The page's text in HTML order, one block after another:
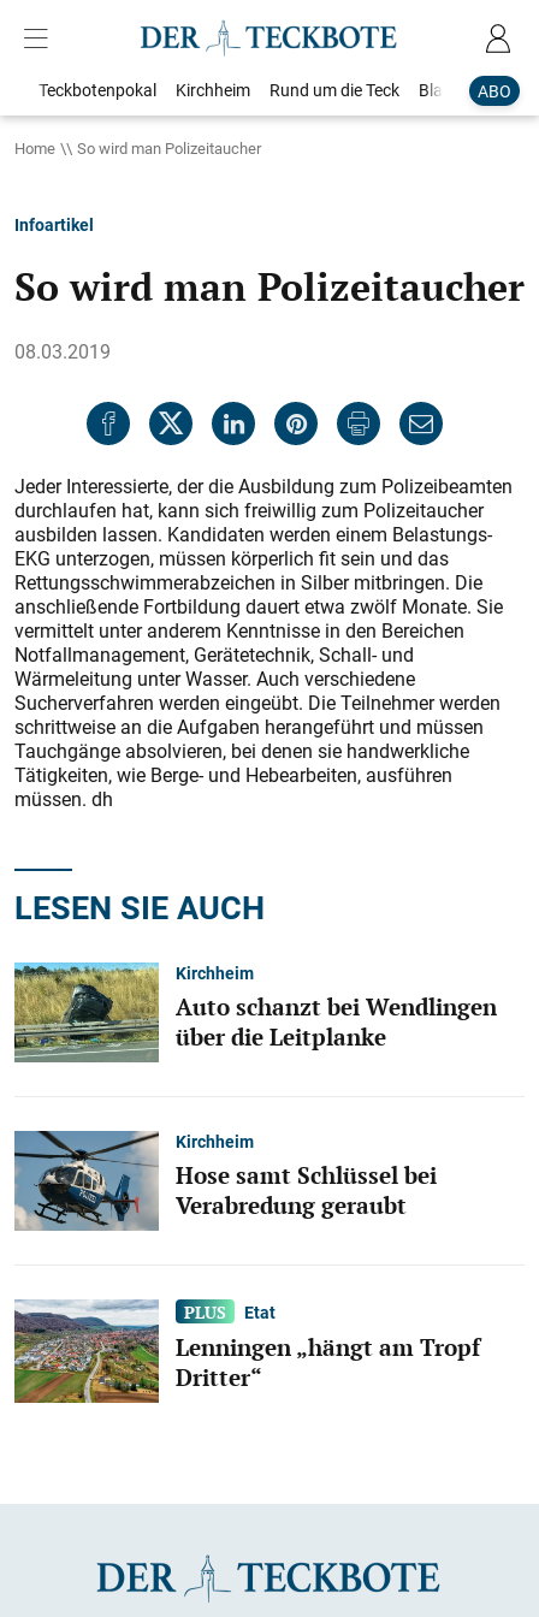
ABO
Teckbotenpokal Kirchheim Rund um die Teck Blaulicht
Home So wird man Polizeitaucher
Infoartikel
So wird man Polizeitaucher
08.03.2019
Jeder Interessierte, der die Ausbildung zum Polizeibeamten
durchlaufen hat, kann sich freiwillig zum Polizeitaucher
ausbilden lassen. Kandidaten werden einem Belastungs-
EKG unterzogen, müssen körperlich fit sein und das
Rettungsschwimmerabzeichen in Silber mitbringen. Die
anschließende Fortbildung dauert etwa zwölf Monate. Sie
vermittelt unter anderem Kenntnisse in den Bereichen
Notfallmanagement, Gerätetechnik, Schall- und
Wärmeleitung unter Wasser. Auch verschiedene
Sucherverfahren werden eingeübt. Die Teilnehmer werden
schrittweise an die Aufgaben herangeführt und müssen
Tauchgänge absolvieren, bei denen sie handwerkliche
Tätigkeiten, wie Berge- und Hebearbeiten, ausführen
müssen. dh
LESEN SIE AUCH
Kirchheim
Auto schanzt bei Wendlingen
über die Leitplanke
Kirchheim
Hose samt Schlüssel bei
Verabredung geraubt
Etat
Lenningen „hängt am Tropf
Dritter“